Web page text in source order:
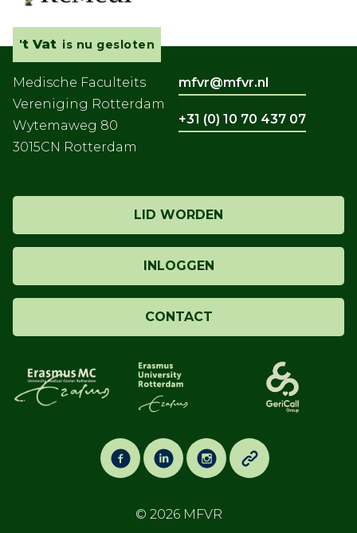
't Vat is nu gesloten
Medische Faculteits
Vereniging Rotterdam
Wytemaweg 80
3015CN Rotterdam
LID WORDEN
INLOGGEN
CONTACT
mfvr@mfvr.nl
+31 (0) 10 70 437 07
© 2026MFVR